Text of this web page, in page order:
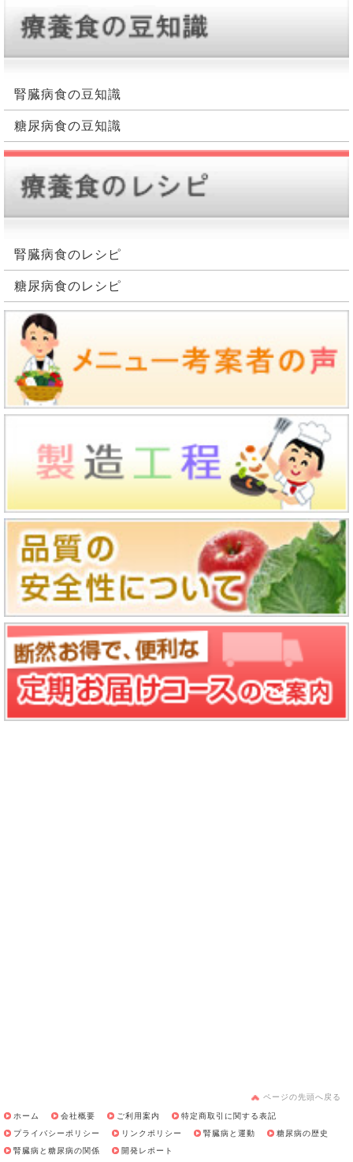
腎臓病食の豆知識
糖尿病食の豆知識
腎臓病食のレシピ
糖尿病食のレシピ
ページの先頭へ戻る
ホーム 会社概要 ご利用案内
特定商取引に関する表記
プライバシーポリシー
リンクポリシー 腎臓病と運動
糖尿病の歴史
腎臓病と糖尿病の関係
開発レポート